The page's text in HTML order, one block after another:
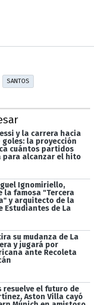
SANTOS
y la carrera hacia
goles: la proyección
cuántos partidos
para alcanzar el hito
Ignomiriello,
la famosa "Tercera
y arquitecto de la
Estudiantes de La
su mudanza de La
y jugará por
ante Recoleta
resuelve el futuro de
Aston Villa cayó